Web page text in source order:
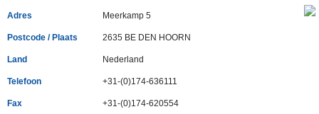
Adres Meerkamp 5
Postcode / Plaats 2635 BE DEN HOORN
Land Nederland
Telefoon +31-(0)174-636111
Fax +31-(0)174-620554